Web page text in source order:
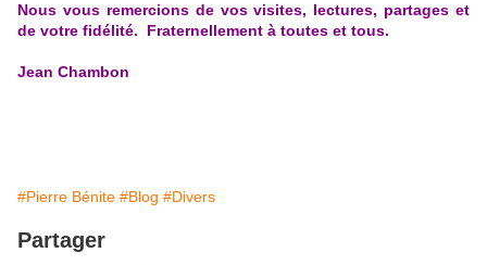
Nous vous remercions de vos visites, lectures, partages et
de votre fidélité. Fraternellement à toutes et tous.
Jean Chambon
#Pierre Bénite #Blog #Divers
Partager